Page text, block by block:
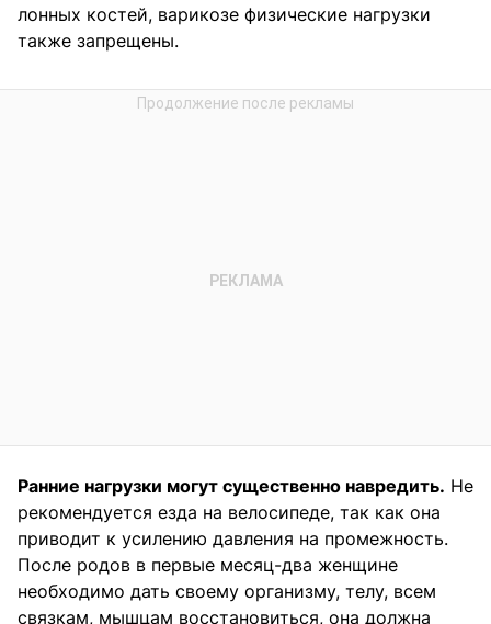
лонных костей, варикозе физические нагрузки
также запрещены.
Ранние нагрузки могут существенно навредить. Не
рекомендуется езда на велосипеде, так как она
приводит к усилению давления на промежность.
После родов в первые месяц-два женщине
необходимо дать своему организму, телу, всем
связкам, мышцам восстановиться, она должна